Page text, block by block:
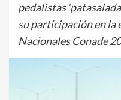
pedalistas
su participación en la
Nacionales Conade